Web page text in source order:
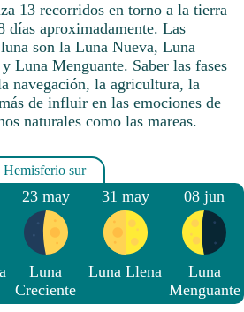
13 recorridos en torno a la tierra
días aproximadamente. Las
son la Luna Nueva, Luna
Luna Menguante. Saber las fases
navegación, la agricultura, la
de influir en las emociones de
naturales como las mareas.
23 may
Luna
Creciente
31 may
Luna Llena
08 jun
Luna
Menguante